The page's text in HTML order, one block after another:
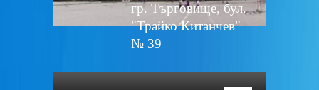
гр. Търговище, бул.
"Трайко Китанчев"
№ 39